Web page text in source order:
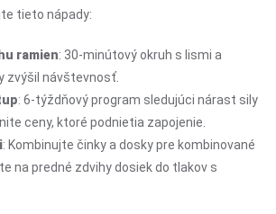
tieto nápady:
ramien: 30-minútový okruh s lismi a
zvýšil návštevnosť.
: 6-týždňový program sledujúci nárast sily
ceny, ktoré podnietia zapojenie.
: Kombinujte činky a dosky pre kombinované
na predné zdvihy dosiek do tlakov s